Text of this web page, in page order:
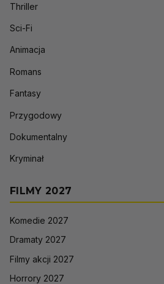
Thriller
Sci-Fi
Animacja
Romans
Fantasy
Przygodowy
Dokumentalny
Kryminał
FILMY 2027
Komedie 2027
Dramaty 2027
Filmy akcji 2027
Horrory 2027